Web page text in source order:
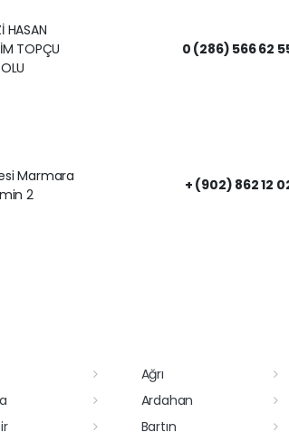
HASAN
TOPÇU
0 (286) 566 62
Marmara
2
+ (902) 862 12
Ağrı
Ardahan
Bartın